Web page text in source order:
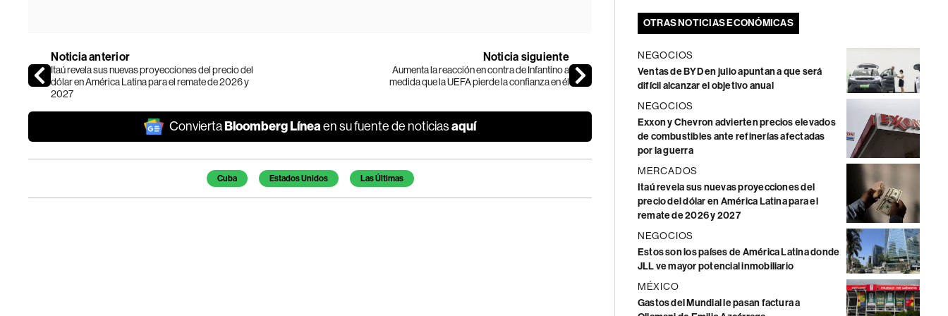
Noticia anterior
Itaú revela sus nuevas proyecciones del precio del
dólar en América Latina para el remate de 2026 y
2027
Noticia siguiente
Aumenta la reacción en contra de Infantino a
medida que la UEFA pierde la confianza en él
ConviertaBloomberg Líneaen su fuente de noticiasaquí
Cuba Estados Unidos Las Últimas
OTRAS NOTICIAS ECONÓMICAS
NEGOCIOS
Ventas de BYD en julio apuntan a que será
difícil alcanzar el objetivo anual
NEGOCIOS
Exxon y Chevron advierten precios elevados
de combustibles ante refinerías afectadas
por la guerra
MERCADOS
Itaú revela sus nuevas proyecciones del
precio del dólar en América Latina para el
remate de 2026 y 2027
NEGOCIOS
Estos son los países de América Latina donde
JLL ve mayor potencial inmobiliario
MÉXICO
Gastos del Mundial le pasan factura a